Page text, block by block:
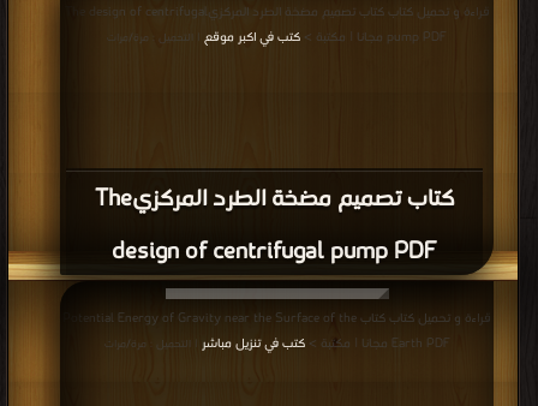
كتاب تصميم مضخة الطرد المركزيThe
design of centrifugal pump PDF
قراءة و تحميل كتاب كتاب تصميم مضخة الطرد المركزيThe design of centrifugal
pump PDF مجانا | مكتبة >
كتب في اكبر موقع | التحميل : مرة/مرات
قراءة و تحميل كتاب كتاب Potential Energy of Gravity near the Surface of the
Earth PDF مجانا | مكتبة >
كتب في تنزيل مباشر | التحميل : مرة/مرات